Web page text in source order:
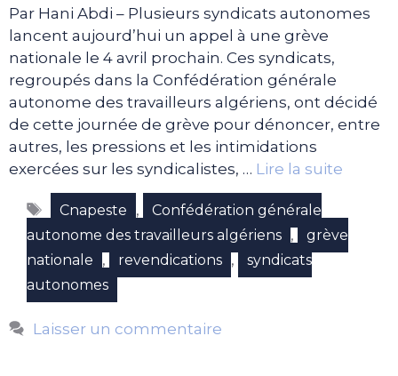
Par Hani Abdi – Plusieurs syndicats autonomes
lancent aujourd’hui un appel à une grève
nationale le 4 avril prochain. Ces syndicats,
regroupés dans la Confédération générale
autonome des travailleurs algériens, ont décidé
de cette journée de grève pour dénoncer, entre
autres, les pressions et les intimidations
exercées sur les syndicalistes, … Lire la suite
Étiquettes
Cnapeste ,
Confédération générale
autonome des travailleurs algériens ,
grève
nationale
, revendications ,
syndicats
autonomes
Laisser un commentaire